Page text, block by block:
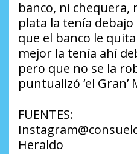
banco, ni chequera,
plata la tenía debajo
que el banco le
mejor la tenía ahí
pero que no se la
puntualizó ‘el Gran’
FUENTES:
Heraldo